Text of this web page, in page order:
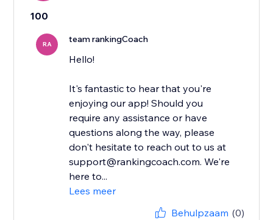
100
RA team rankingCoach
Hello!
It's fantastic to hear that you're
enjoying our app! Should you
require any assistance or have
questions along the way, please
don't hesitate to reach out to us at
support@rankingcoach.com. We're
here to...
Lees meer
Behulpzaam (0)